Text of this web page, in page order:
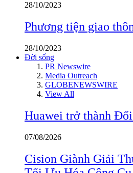
28/10/2023
Phương tiện giao
28/10/2023
Đời sống
PR Newswire
Media Outreach
GLOBENEWSWIRE
View All
Huawei trở thành
07/08/2026
Cision Giành Giải